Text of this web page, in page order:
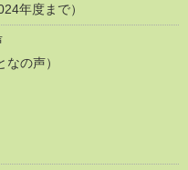
年度まで）
の声）